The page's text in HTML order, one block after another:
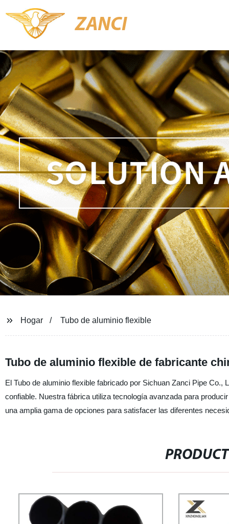
ZANCI
Hogar Tubo de aluminio flexible
Tubo de aluminio flexible de fabricante
El Tubo de aluminio flexible fabricado por Sichuan Zanci Pipe
confiable. Nuestra fábrica utiliza tecnología avanzada para
una amplia gama de opciones para satisfacer las diferentes